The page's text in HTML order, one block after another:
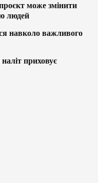
може змінити
людей
навколо важливого
приховує